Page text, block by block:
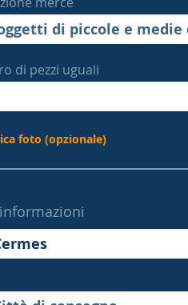
di pezzi uguali
foto (opzionale)